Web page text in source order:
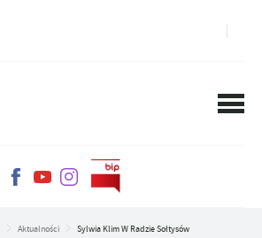
Aktualności Sylwia Klim W Radzie Sołtysów